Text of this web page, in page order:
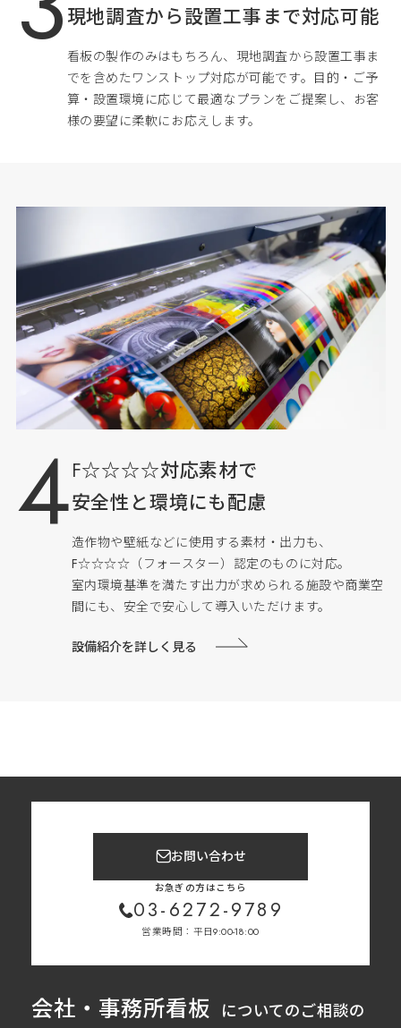
現地調査から設置工事まで対応可能
看板の製作のみはもちろん、現地調査から設置工事ま
でを含めたワンストップ対応が可能です。目的・ご予
算・設置環境に応じて最適なプランをご提案し、お客
様の要望に柔軟にお応えします。
F☆☆☆☆対応素材で
安全性と環境にも配慮
造作物や壁紙などに使用する素材・出力も、
F☆☆☆☆（フォースター）認定のものに対応。
室内環境基準を満たす出力が求められる施設や商業空
間にも、安全で安心して導入いただけます。
設備紹介を詳しく見る
お問い合わせ
お急ぎの方はこちら
03-6272-9789
営業時間：平日9:00-18:00
会社・事務所看板 についてのご相談の